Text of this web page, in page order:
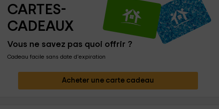
CARTES-
CADEAUX
Vous ne savez pas quoi offrir ?
Cadeau facile sans date d'expiration
Acheter une carte cadeau